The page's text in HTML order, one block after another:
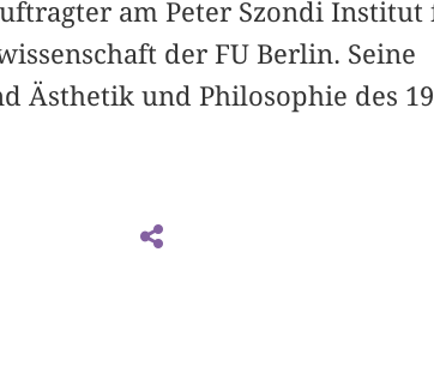
am Peter Szondi
der FU Berlin. Seine
Ästhetik und Philosophie des